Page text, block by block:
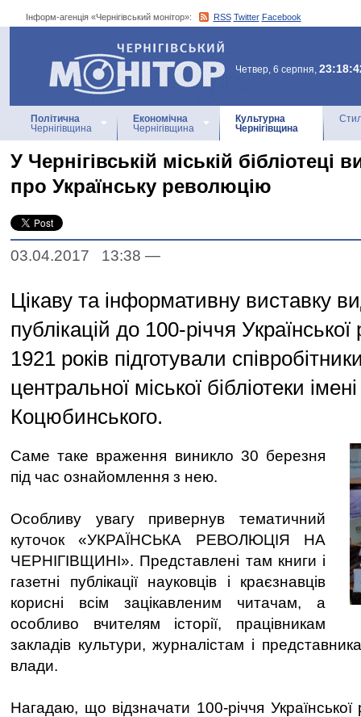
Інформ-агенція «Чернігівський монітор»: RSS Twitter Facebook
Інформ-агенція
«Чернігівський монітор»
Четвер, 6 серпня,
Політична
Чернігівщина
Економічна
Чернігівщина
Культурна
Чернігівщина
У Чернігівській міській бібліотеці
про Українську революцію
03.04.2017 13:38 —
Цікаву та інформативну виставку
публікацій до 100-річчя
1921 років підготували
центральної міської бібліотеки
Коцюбинського.
Саме таке враження виникло 30 березня
під час ознайомлення з нею.
Особливу увагу привернув тематичний
куточок «УКРАЇНСЬКА РЕВОЛЮЦІЯ НА
ЧЕРНІГІВЩИНІ». Представлені там книги і
газетні публікації науковців і краєзнавців
корисні всім зацікавленим читачам, а
особливо вчителям історії, працівникам
закладів культури, журналістам і
влади.
Нагадаю, що відзначати 100-річчя